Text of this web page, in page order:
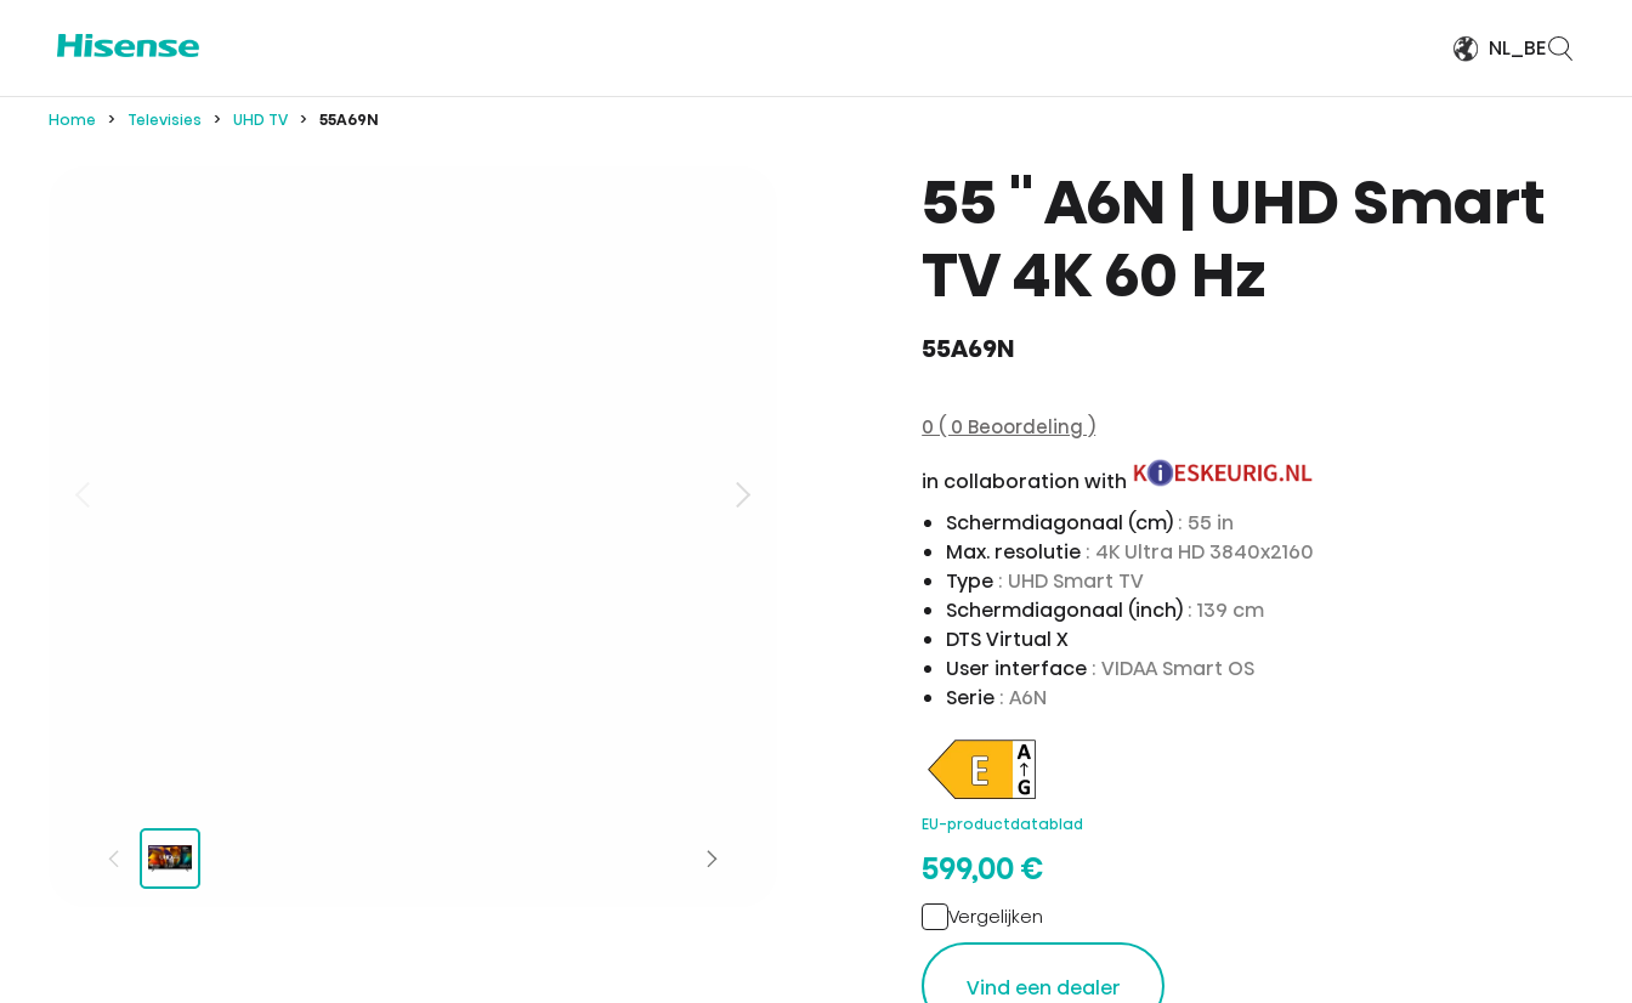
NL_BE
Home Televisies UHD TV 55A69N
55 '' A6N | UHD Smart
TV 4K 60 Hz
55A69N
0 ( 0 Beoordeling )
in collaboration with
Schermdiagonaal (cm) : 55 in
Max. resolutie : 4K Ultra HD 3840x2160
Type : UHD Smart TV
Schermdiagonaal (inch) : 139 cm
DTS Virtual X
User interface : VIDAA Smart OS
Serie : A6N
EU-productdatablad
599,00 €
Vergelijken
Vind een dealer